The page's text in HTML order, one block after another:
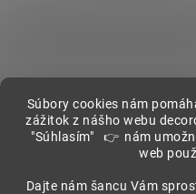
Súbory cookies nám
zážitok z nášho webu
"Súhlasím" 👉 nám
web
Dajte nám šancu Vám
Showroom